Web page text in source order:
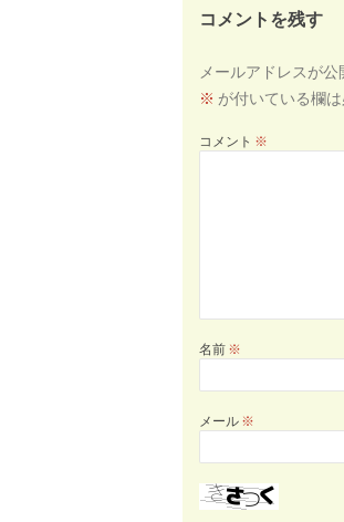
コメントを残す
メールアドレスが
※ が付いている欄
コメント ※
名前 ※
メール ※